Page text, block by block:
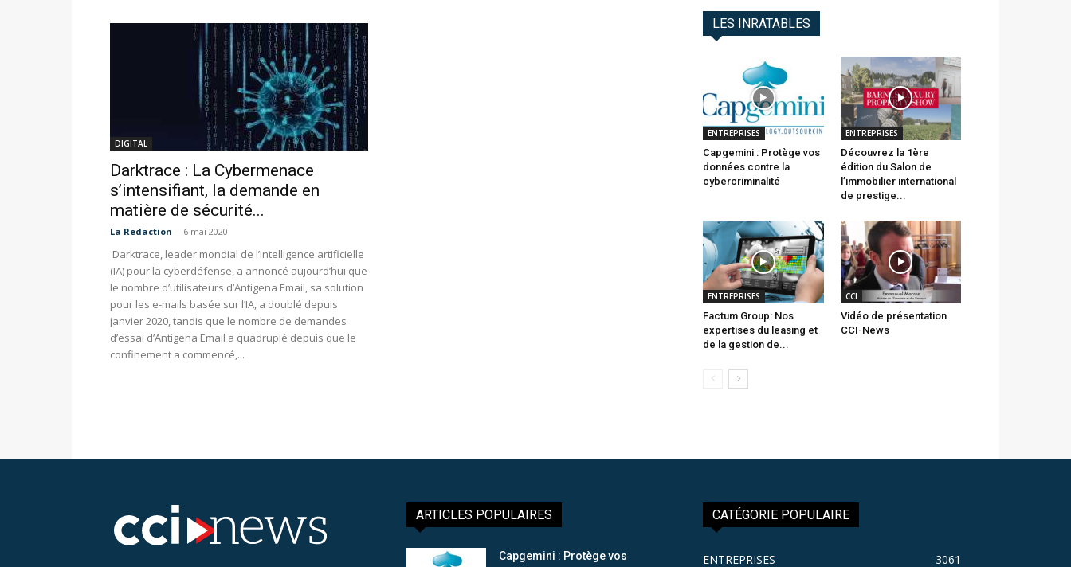
DIGITAL
Darktrace : La Cybermenace
s’intensifiant, la demande en
matière de sécurité...
La Redaction - 6 mai 2020
Darktrace, leader mondial de l’intelligence artificielle
(IA) pour la cyberdéfense, a annoncé aujourd’hui que
le nombre d’utilisateurs d’Antigena Email, sa solution
pour les e-mails basée sur l’IA, a doublé depuis
janvier 2020, tandis que le nombre de demandes
d’essai d’Antigena Email a quadruplé depuis que le
confinement a commencé,...
LES INRATABLES
ENTREPRISES
Capgemini : Protège vos
données contre la
cybercriminalité
ENTREPRISES
Découvrez la 1ère
édition du Salon de
l’immobilier international
de prestige...
ENTREPRISES
Factum Group: Nos
expertises du leasing et
de la gestion de...
CCI
Vidéo de présentation
CCI-News
ARTICLES POPULAIRES
Capgemini : Protège vos
CATÉGORIE POPULAIRE
ENTREPRISES 3061